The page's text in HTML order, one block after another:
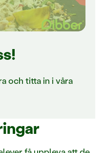
och titta in i våra